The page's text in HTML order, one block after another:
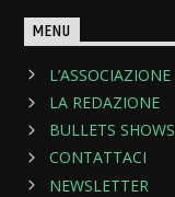
MENU
L’ASSOCIAZIONE
LA REDAZIONE
BULLETS SHOWS
CONTATTACI
NEWSLETTER